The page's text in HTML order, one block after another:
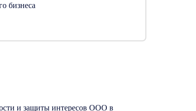
бизнеса
и защиты интересов ООО в